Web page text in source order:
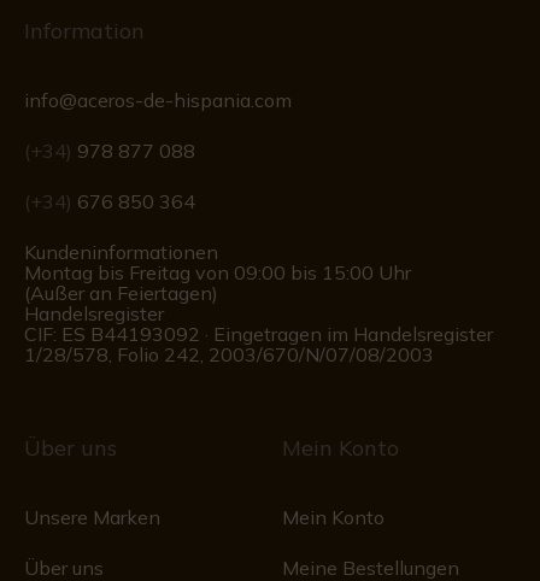
Information
info@aceros-de-hispania.com
(+34) 978 877 088
(+34) 676 850 364
Kundeninformationen
Montag bis Freitag von 09:00 bis 15:00 Uhr
(Außer an Feiertagen)
Handelsregister
CIF: ES B44193092 · Eingetragen im Handelsregister
1/28/578, Folio 242, 2003/670/N/07/08/2003
Über uns
Unsere Marken
Über uns
Mein Konto
Mein Konto
Meine Bestellungen